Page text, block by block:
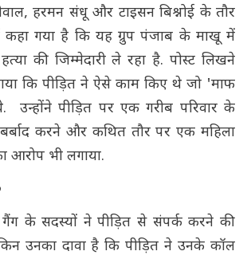
हरमन संधू और टाइसन बिश्नोई के तौर
कहा गया है कि यह ग्रुप पंजाब के माखू में
की जिम्मेदारी ले रहा है. पोस्ट लिखने
कि पीड़ित ने ऐसे काम किए थे जो 'माफ
पीड़ित पर एक गरीब परिवार के
करने और कथित तौर पर एक महिला
आरोप भी लगाया.
के सदस्यों ने पीड़ित से संपर्क करने की
उनका दावा है कि पीड़ित ने उनके कॉल